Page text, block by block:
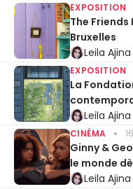
EXPOSITION
The
Bruxelles
Leila
EXPOSITION
La
Leila
CINÉMA
Ginny &
le monde
Leila